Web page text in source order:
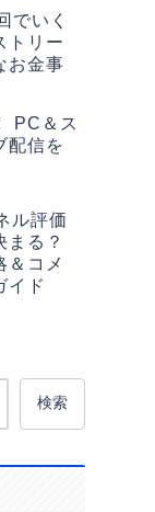
でいく
トリー
お金事
PC＆ス
配信を
ル評価
まる？
＆コメ
イド
検索